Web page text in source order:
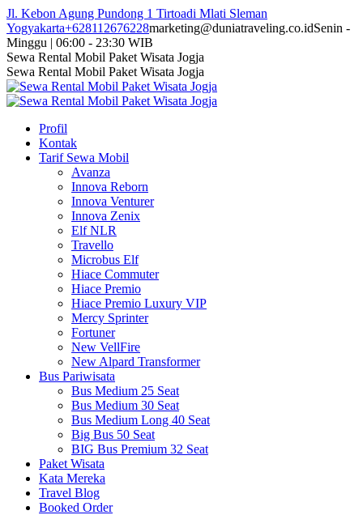
Skip
to
content
Jl. Kebon Agung Pundong 1 Tirtoadi Mlati Sleman
Yogyakarta+628112676228marketing@duniatraveling.co.idSenin -
Minggu | 06:00 - 23:30 WIB
Facebook
page
opens
in
window
Twitter
page
opens
in
window
Instagram
page
opens
in
window
YouTube
page
opens
in
window
Sewa Rental Mobil Paket Wisata Jogja
Sewa Rental Mobil Paket Wisata Jogja
Profil
Kontak
Tarif Sewa Mobil
Avanza
Innova Reborn
Innova Venturer
Innova Zenix
Elf NLR
Travello
Microbus Elf
Hiace Commuter
Hiace Premio
Hiace Premio Luxury VIP
Mercy Sprinter
Fortuner
New VellFire
New Alpard Transformer
Bus Pariwisata
Bus Medium 25 Seat
Bus Medium 30 Seat
Bus Medium Long 40 Seat
Big Bus 50 Seat
BIG Bus Premium 32 Seat
Paket Wisata
Kata Mereka
Travel Blog
Booked Order